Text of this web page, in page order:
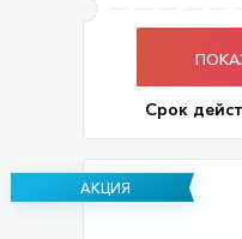
Срок
АКЦИЯ